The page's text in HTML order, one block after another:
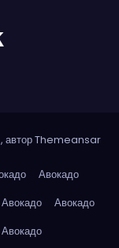
авторThemeansar
Авокадо
Авокадо
Авокадо
Авокадо